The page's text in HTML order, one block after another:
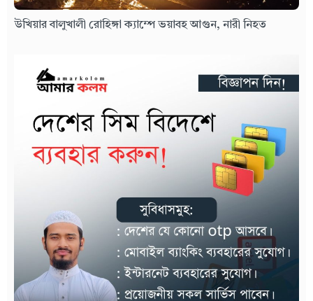
উখিয়ার বালুখালী রোহিঙ্গা ক্যাম্পে ভয়াবহ আগুন, নারী নিহত